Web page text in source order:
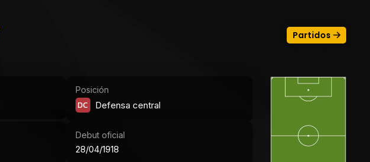
Partidos
Posición
DC Defensa central
Debut oficial
28/04/1918